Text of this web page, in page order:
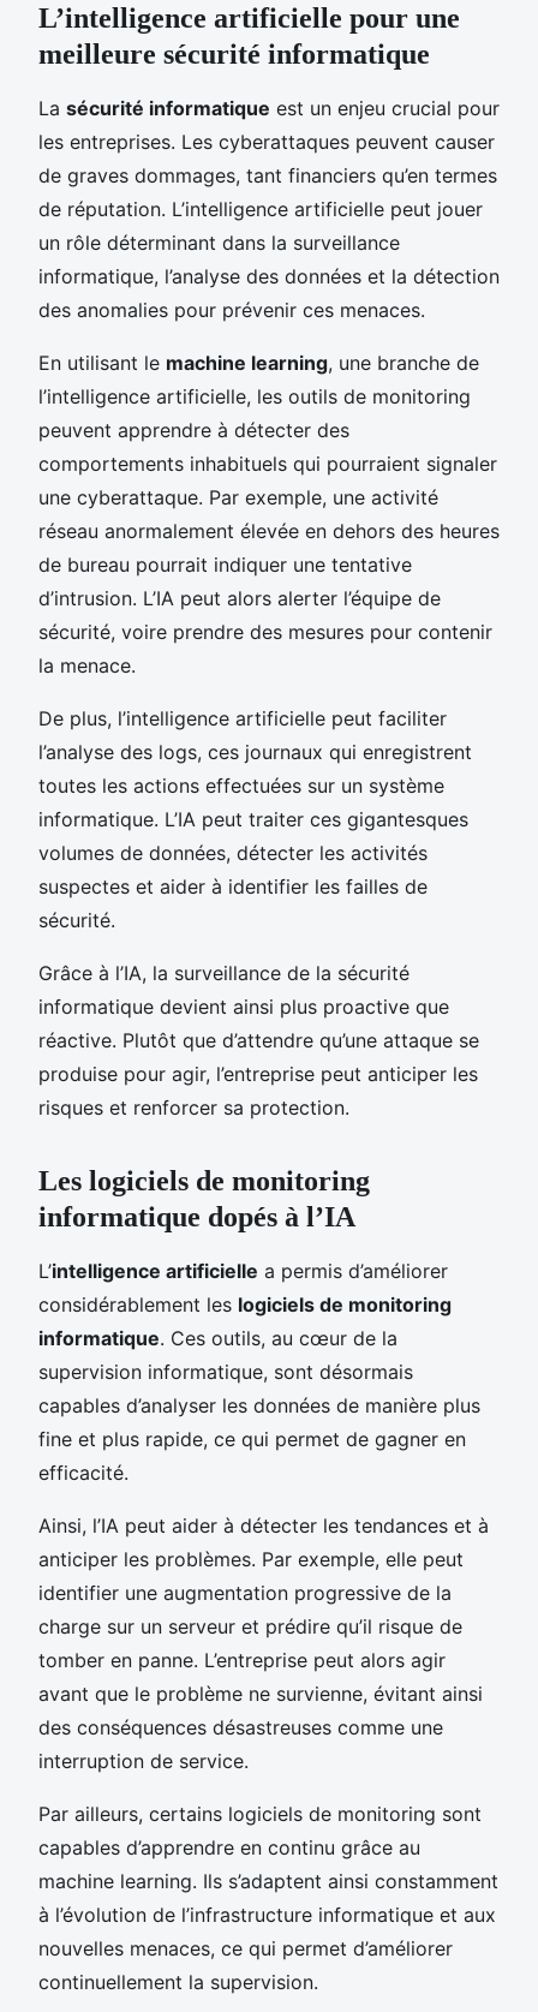
L’intelligence artificielle pour une
meilleure sécurité informatique
La sécurité informatique est un enjeu crucial pour
les entreprises. Les cyberattaques peuvent causer
de graves dommages, tant financiers qu’en termes
de réputation. L’intelligence artificielle peut jouer
un rôle déterminant dans la surveillance
informatique, l’analyse des données et la détection
des anomalies pour prévenir ces menaces.
En utilisant le machine learning, une branche de
l’intelligence artificielle, les outils de monitoring
peuvent apprendre à détecter des
comportements inhabituels qui pourraient signaler
une cyberattaque. Par exemple, une activité
réseau anormalement élevée en dehors des heures
de bureau pourrait indiquer une tentative
d’intrusion. L’IA peut alors alerter l’équipe de
sécurité, voire prendre des mesures pour contenir
la menace.
De plus, l’intelligence artificielle peut faciliter
l’analyse des logs, ces journaux qui enregistrent
toutes les actions effectuées sur un système
informatique. L’IA peut traiter ces gigantesques
volumes de données, détecter les activités
suspectes et aider à identifier les failles de
sécurité.
Grâce à l’IA, la surveillance de la sécurité
informatique devient ainsi plus proactive que
réactive. Plutôt que d’attendre qu’une attaque se
produise pour agir, l’entreprise peut anticiper les
risques et renforcer sa protection.
Les logiciels de monitoring
informatique dopés à l’IA
L’intelligence artificielle a permis d’améliorer
considérablement les logiciels de monitoring
informatique. Ces outils, au cœur de la
supervision informatique, sont désormais
capables d’analyser les données de manière plus
fine et plus rapide, ce qui permet de gagner en
efficacité.
Ainsi, l’IA peut aider à détecter les tendances et à
anticiper les problèmes. Par exemple, elle peut
identifier une augmentation progressive de la
charge sur un serveur et prédire qu’il risque de
tomber en panne. L’entreprise peut alors agir
avant que le problème ne survienne, évitant ainsi
des conséquences désastreuses comme une
interruption de service.
Par ailleurs, certains logiciels de monitoring sont
capables d’apprendre en continu grâce au
machine learning. Ils s’adaptent ainsi constamment
à l’évolution de l’infrastructure informatique et aux
nouvelles menaces, ce qui permet d’améliorer
continuellement la supervision.